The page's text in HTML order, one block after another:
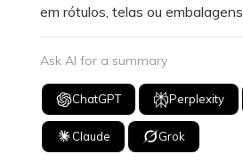
em rótulos, telas ou embalagens.
Ask AI for a summary
ChatGPT Perplexity
Claude Grok